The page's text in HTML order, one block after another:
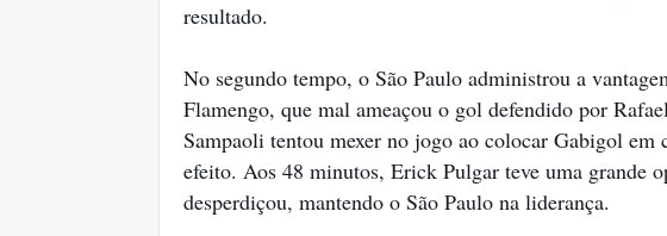
resultado.
No segundo tempo, o São Paulo administrou a
Flamengo, que mal ameaçou o gol defendido por
Sampaoli tentou mexer no jogo ao colocar Gabigol em
efeito. Aos 48 minutos, Erick Pulgar teve uma grande
desperdiçou, mantendo o São Paulo na liderança.